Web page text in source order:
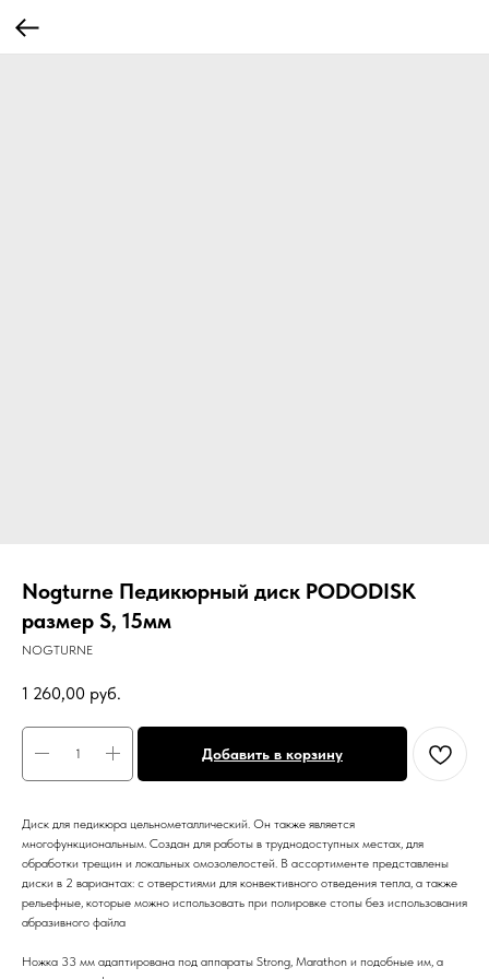
Nogturne Педикюрный диск PODODISK
размер S, 15мм
NOGTURNE
1 260,00 руб.
Добавить в корзину
Диск для педикюра цельнометаллический. Он также является
многофункциональным. Создан для работы в труднодоступных местах, для
обработки трещин и локальных омозолелостей. В ассортименте представлены
диски в 2 вариантах: с отверстиями для конвективного отведения тепла, а также
рельефные, которые можно использовать при полировке стопы без использования
абразивного файла
Ножка 33 мм адаптирована под аппараты Strong, Marathon и подобные им, а